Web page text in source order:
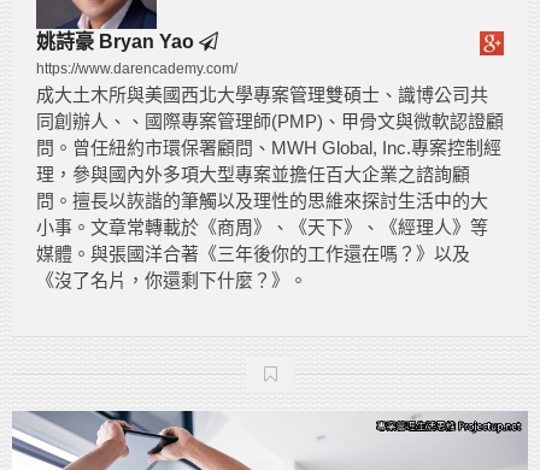
姚詩豪 Bryan Yao
https://www.darencademy.com/
成大土木所與美國西北大學專案管理雙碩士、識博公司共
同創辦人、、國際專案管理師(PMP)、甲骨文與微軟認證顧
問。曾任紐約市環保署顧問、MWH Global, Inc.專案控制經
理，參與國內外多項大型專案並擔任百大企業之諮詢顧
問。擅長以詼諧的筆觸以及理性的思維來探討生活中的大
小事。文章常轉載於《商周》、《天下》、《經理人》等
媒體。與張國洋合著《三年後你的工作還在嗎？》以及
《沒了名片，你還剩下什麼？》。